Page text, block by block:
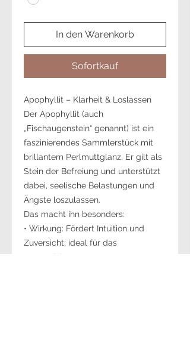
In den Warenkorb
Sofortkauf
Apophyllit – Klarheit & Loslassen
Der Apophyllit (auch
„Fischaugenstein“ genannt) ist ein
faszinierendes Sammlerstück mit
brillantem Perlmuttglanz. Er gilt als
Stein der Befreiung und unterstützt
dabei, seelische Belastungen und
Ängste loszulassen.
Das macht ihn besonders:
• Wirkung: Fördert Intuition und
Zuversicht; ideal für das
Sternzeichen Wassermann.